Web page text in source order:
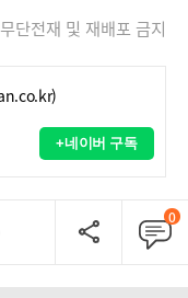
단전재 및 재배포 금지
+네이버 구독
0